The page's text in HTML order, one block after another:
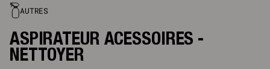
AUTRES
ASPIRATEUR ACESSOIRES -
NETTOYER